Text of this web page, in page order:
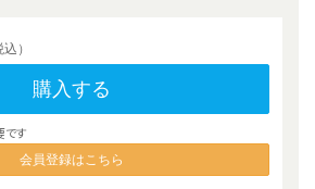
込）
購入する
す
会員登録はこちら